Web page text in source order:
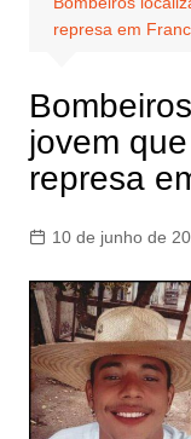
represa em
jovem
represa
10 de junho de